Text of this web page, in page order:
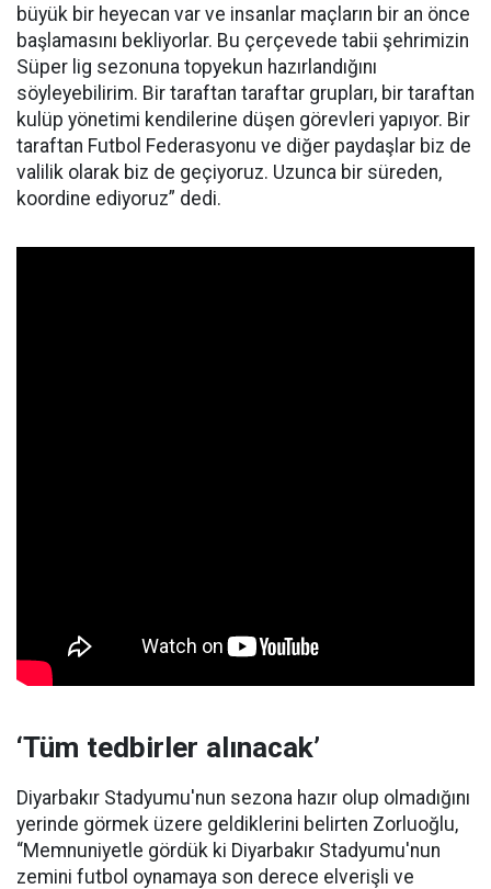
büyük bir heyecan var ve insanlar maçların bir an önce
başlamasını bekliyorlar. Bu çerçevede tabii şehrimizin
Süper lig sezonuna topyekun hazırlandığını
söyleyebilirim. Bir taraftan taraftar grupları, bir taraftan
kulüp yönetimi kendilerine düşen görevleri yapıyor. Bir
taraftan Futbol Federasyonu ve diğer paydaşlar biz de
valilik olarak biz de geçiyoruz. Uzunca bir süreden,
koordine ediyoruz” dedi.
‘Tüm tedbirler alınacak’
Diyarbakır Stadyumu'nun sezona hazır olup olmadığını
yerinde görmek üzere geldiklerini belirten Zorluoğlu,
“Memnuniyetle gördük ki Diyarbakır Stadyumu'nun
zemini futbol oynamaya son derece elverişli ve